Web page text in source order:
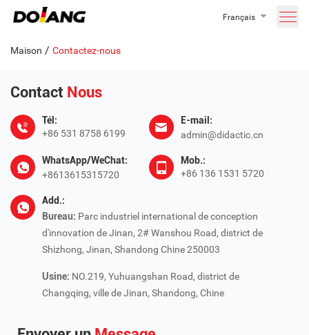
Français
Maison / Contactez-nous
Contact Nous
Tél:
+86 531 8758 6199
E-mail:
admin@didactic.cn
WhatsApp/WeChat:
+8613615315720
Mob.:
+86 136 1531 5720
Add.:
Bureau: Parc industriel international de conception
d'innovation de Jinan, 2# Wanshou Road, district de
Shizhong, Jinan, Shandong Chine 250003
Usine: NO.219, Yuhuangshan Road, district de
Changqing, ville de Jinan, Shandong, Chine